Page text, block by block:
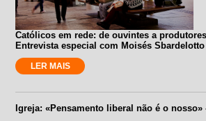
Católicos em rede: de ouvintes a
Entrevista especial com Moisés Sbardelotto
LER MAIS
Igreja: «Pensamento liberal não é o nosso»